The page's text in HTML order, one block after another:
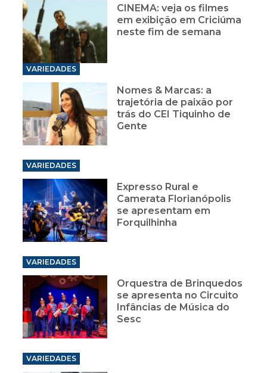
CINEMA: veja os filmes
em exibição em Criciúma
neste fim de semana
VARIEDADES
Nomes & Marcas: a
trajetória de paixão por
trás do CEI Tiquinho de
Gente
VARIEDADES
Expresso Rural e
Camerata Florianópolis
se apresentam em
Forquilhinha
VARIEDADES
Orquestra de Brinquedos
se apresenta no Circuito
Infâncias de Música do
Sesc
VARIEDADES